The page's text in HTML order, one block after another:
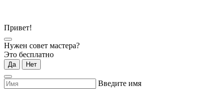
Привет!
Нужен совет мастера?
Это бесплатно
Да Нет
Введите имя